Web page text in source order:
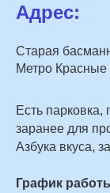
Адрес:
Старая
Метро Красные
Есть парковка,
заранее для
Азбука вкуса,
График